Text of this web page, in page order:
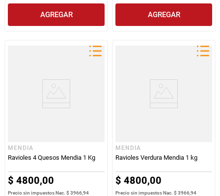
AGREGAR AGREGAR
MENDIA
Ravioles 4 Quesos Mendia 1 Kg
$ 4800,00
Precio sin impuestos Nac.$ 3966,94
MENDIA
Ravioles Verdura Mendia 1 kg
$ 4800,00
Precio sin impuestos Nac.$ 3966,94